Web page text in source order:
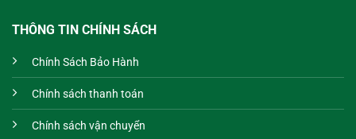
THÔNG TIN CHÍNH SÁCH
Chính Sách Bảo Hành
Chính sách thanh toán
Chính sách vận chuyển